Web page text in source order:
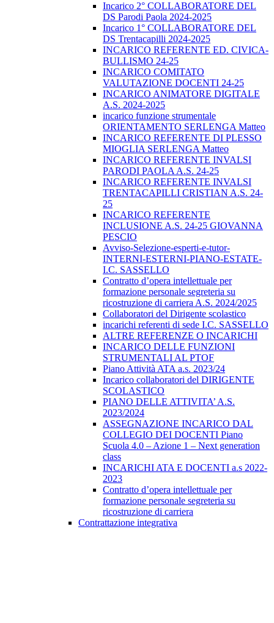
Incarico 2° COLLABORATORE DEL
DS Parodi Paola 2024-2025
Incarico 1° COLLABORATORE DEL
DS Trentacapilli 2024-2025
INCARICO REFERENTE ED. CIVICA-
BULLISMO 24-25
INCARICO COMITATO
VALUTAZIONE DOCENTI 24-25
INCARICO ANIMATORE DIGITALE
A.S. 2024-2025
incarico funzione strumentale
ORIENTAMENTO SERLENGA Matteo
INCARICO REFERENTE DI PLESSO
MIOGLIA SERLENGA Matteo
INCARICO REFERENTE INVALSI
PARODI PAOLA A.S. 24-25
INCARICO REFERENTE INVALSI
TRENTACAPILLI CRISTIAN A.S. 24-
25
INCARICO REFERENTE
INCLUSIONE A.S. 24-25 GIOVANNA
PESCIO
Avviso-Selezione-esperti-e-tutor-
INTERNI-ESTERNI-PIANO-ESTATE-
I.C. SASSELLO
Contratto d’opera intellettuale per
formazione personale segreteria su
ricostruzione di carriera A.S. 2024/2025
Collaboratori del Dirigente scolastico
incarichi referenti di sede I.C. SASSELLO
ALTRE REFERENZE O INCARICHI
INCARICO DELLE FUNZIONI
STRUMENTALI AL PTOF
Piano Attività ATA a.s. 2023/24
Incarico collaboratori del DIRIGENTE
SCOLASTICO
PIANO DELLE ATTIVITA’ A.S.
2023/2024
ASSEGNAZIONE INCARICO DAL
COLLEGIO DEI DOCENTI Piano
Scuola 4.0 – Azione 1 – Next generation
class
INCARICHI ATA E DOCENTI a.s 2022-
2023
Contratto d’opera intellettuale per
formazione personale segreteria su
ricostruzione di carriera
Contrattazione integrativa